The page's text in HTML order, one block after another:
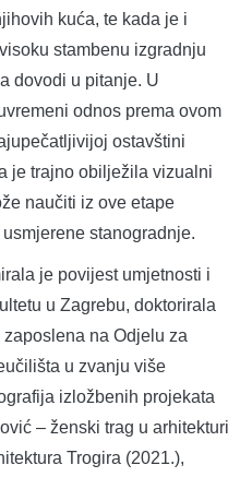
kuća, te kada je i
stambenu izgradnju
dovodi u pitanje. U
odnos prema ovom
ostavštini
je trajno obilježila vizualni
naučiti iz ove etape
stanogradnje.
je povijest umjetnosti i
u Zagrebu, doktorirala
na Odjelu za
u zvanju više
izložbenih projekata
– ženski trag u arhitekturi
Trogira (2021.),